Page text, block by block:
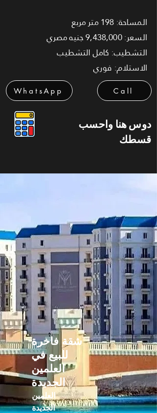
المساحة: 198 متر مربع
السعر: 9,438,000 جنيه مصري
التشطيب: كامل التشطيب
الاستلام: فوري
WhatsApp Call
دوس هنا واحسب
قسطك
شقة فاخرة
للبيع في
العلمين
الجديدة
العلمين
الجديدة